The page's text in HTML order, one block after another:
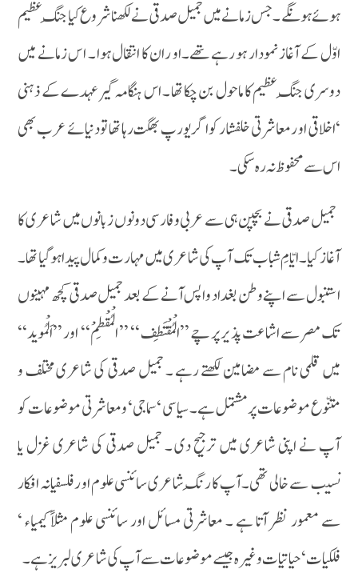
ہوئے ہونگے ۔ جس زمانے میں جمیل صدقی نے لکھنا شروع کیا جنگِ عظیم
اوّل کے آغاز نمودار ہو رہے تھے۔او ران کا انتقال ہوا ۔ ا س زمانے میں
دوسری جنگِ عظیم کا ماحول بن چکا تھا ۔ اس ہنگامہ گیر عہدے کے ذہنی
‘اخلاقی او ر معاشرتی خلفشار کو اگر یورپ بھگت رہا تھا تو دنیائے عرب بھی
اس سے محفوظ نہ رہ سکی۔
جمیل صدقی نے بچپن ہی سے عربی و فارسی دونوں زبانوں میں شاعری کا
آغاز کیا ۔ ایّامِ شباب تک آپ کی شاعری میں مہارت و کمال پیدا ہوگیا تھا۔
استنبول سے اپنے وطن بغداد واپس آنے کے بعد جمیل صدقی کچھ مہینوں
تک مصر سے اشاعت پذیر پر چے ’’الْمُقْتَطِف ‘‘ ’’ الْمُقْطِمْ‘‘ اور ’’اَلْمُوید‘‘
میں قلمی نام سے مضامین لکھتے رہے ۔ جمیل صدقی کی شاعری مختلف و
متنّوع موضوعات پر مشتمل ہے ۔ سیاسی ‘ سماجی‘ و معاشرتی موضوعات کو
آپ نے اپنی شاعری میں ترجیح دی ۔ جمیل صدقی کی شاعری غزل یا
نسیب سے خالی تھی۔آپ کا رنگِ شاعری سائنسی علوم او رفلسفیانہ افکار
سے معمور نظر آتا ہے ۔ معاشرتی مسائل اور سائنسی علوم مثلاً کیمیاء ‘
فلکیات ‘ حیاتیات وغیرہ جیسے موضوعات سے آپ کی شاعری لبریز ہے ۔